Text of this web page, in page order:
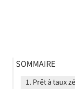
SOMMAIRE
Prêt à taux